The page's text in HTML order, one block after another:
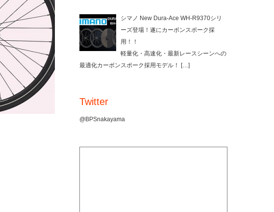
シマノ New Dura-Ace WH-R9370シリ
ーズ登場！遂にカーボンスポーク採
用！！
軽量化・高速化・最新レースシーンへの
最適化カーボンスポーク採用モデル！
[…]
Twitter
@BPSnakayama